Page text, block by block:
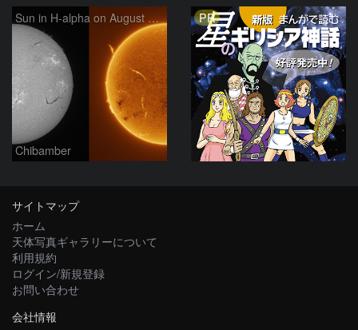
Sun in H-alpha on August 7, 2026
Chibamber
PR
サイトマップ
ホーム
天体写真ギャラリーについて
利用規約
ログイン/新規登録
お問い合わせ
会社情報